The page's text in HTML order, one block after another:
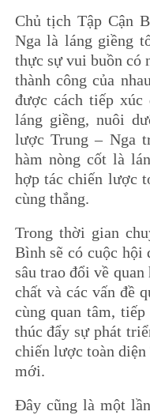
Chủ tịch Tập Cận
Nga là láng giềng
thực sự vui buồn có
thành công của
được cách tiếp xúc
láng giềng, nuôi
lược Trung – Nga
hàm nòng cốt là
hợp tác chiến lược
cùng thắng.
Trong thời gian
Bình sẽ có cuộc hội
sâu trao đổi về
chất và các vấn đề
cùng quan tâm,
thúc đẩy sự phát
chiến lược toàn
mới.
Đây cũng là một